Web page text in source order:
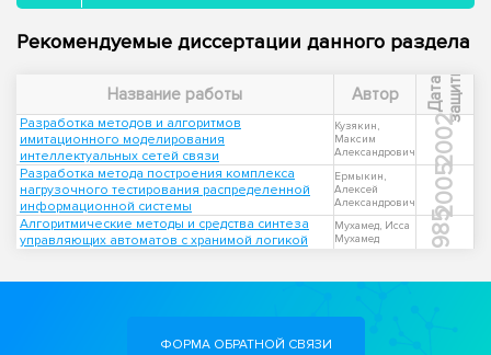
Рекомендуемые диссертации данного раздела
Название работы Автор Д
а
т
а
з
а
щ
и
т ы
Разработка методов и алгоритмов
имитационного моделирования
интеллектуальных сетей связи
Кузякин,
Максим
Александрович
2002
Разработка метода построения комплекса
нагрузочного тестирования распределенной
информационной системы
Ермыкин,
Алексей
Александрович
2005
Алгоритмические методы и средства синтеза
управляющих автоматов с хранимой логикой
Мухамед, Исса
Мухамед
1985
ФОРМА ОБРАТНОЙ СВЯЗИ